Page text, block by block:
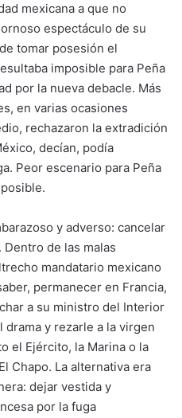
mexicana a que no
espectáculo de su
tomar posesión el
imposible para Peña
por la nueva debacle. Más
en varias ocasiones
rechazaron la extradición
decían, podía
Peor escenario para Peña
y adverso: cancelar
de las malas
mandatario mexicano
permanecer en Francia,
a su ministro del Interior
drama y rezarle a la virgen
el Ejército, la Marina o la
Chapo. La alternativa era
dejar vestida y
por la fuga